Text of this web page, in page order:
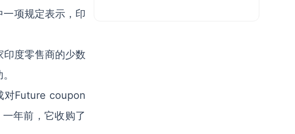
项规定表示，印
度零售商的少数
对Future coupon
年前，它收购了